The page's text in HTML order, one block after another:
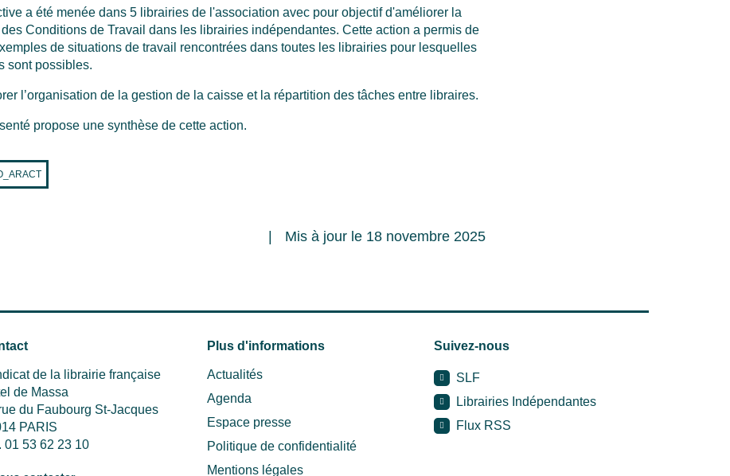
a été menée dans 5 librairies de l'association avec pour objectif d'améliorer la
Conditions de Travail dans les librairies indépendantes. Cette action a permis de
de situations de travail rencontrées dans toutes les librairies pour lesquelles
sont possibles.
l’organisation de la gestion de la caisse et la répartition des tâches entre libraires.
propose une synthèse de cette action.
Mis à jour le 18 novembre 2025
de la librairie française
de Massa
du Faubourg St-Jacques
PARIS
01 53 62 23 10
Plus d'informations
Actualités
Agenda
Espace presse
Politique de confidentialité
Mentions légales
Suivez-nous
SLF
Librairies Indépendantes
Flux RSS